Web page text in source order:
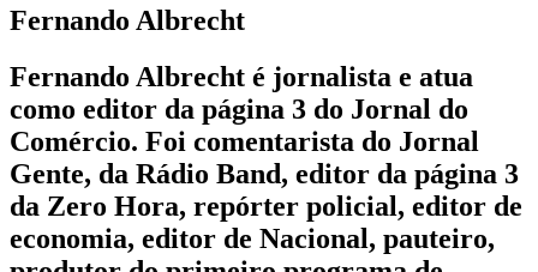
Fernando Albrecht
Fernando Albrecht é jornalista e atua
como editor da página 3 do Jornal do
Comércio. Foi comentarista do Jornal
Gente, da Rádio Band, editor da página 3
da Zero Hora, repórter policial, editor de
economia, editor de Nacional, pauteiro,